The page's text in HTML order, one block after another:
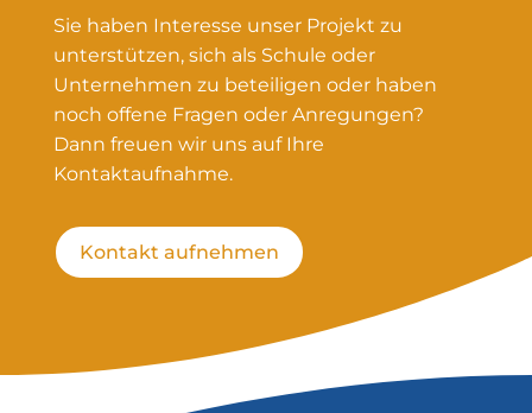
Sie haben Interesse unser Projekt zu
unterstützen, sich als Schule oder
Unternehmen zu beteiligen oder haben
noch offene Fragen oder Anregungen?
Dann freuen wir uns auf Ihre
Kontaktaufnahme.
Kontakt aufnehmen